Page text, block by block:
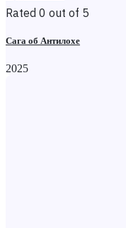
Rated 0 out of 5
Сага об Антилохе
2025